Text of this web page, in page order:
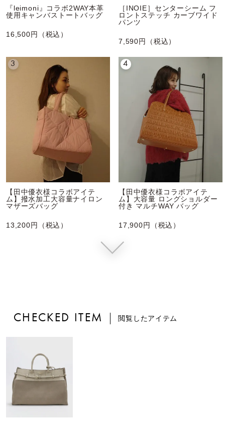
『leimoni』コラボ2WAY本革
使用キャンバストートバッグ
16,500円（税込）
［INOIE］センターシーム フ
ロントステッチ カーブワイド
パンツ
7,590円（税込）
3
【田中優衣様コラボアイテ
ム】撥水加工大容量ナイロン
マザーズバッグ
13,200円（税込）
4
【田中優衣様コラボアイテ
ム】大容量 ロングショルダー
付き マルチWAY バッグ
17,900円（税込）
CHECKED ITEM 閲覧したアイテム